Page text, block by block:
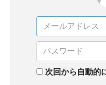
次回から自動的